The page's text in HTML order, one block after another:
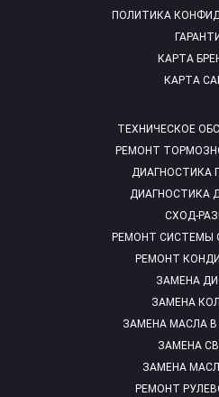
ТЕХНИЧЕСКОЕ
РЕМОНТ
ДИАГНОСТИКА
ДИАГНОСТИКА
СХОД-
РЕМОНТ СИСТЕМЫ
РЕМОНТ
ЗАМЕНА
ЗАМЕНА
ЗАМЕНА МАСЛА В
ЗАМЕНА
ЗАМЕНА
РЕМОНТ
ПОЛИТИКА
КАРТА
КАРТА